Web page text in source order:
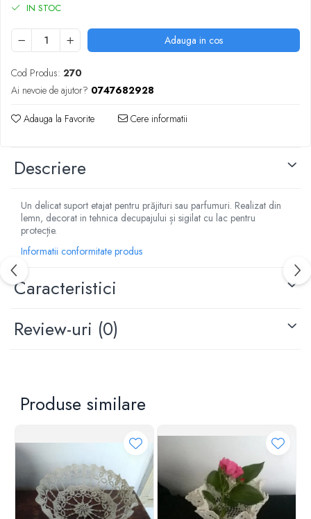
IN STOC
Adauga in cos
Cod Produs: 270
Ai nevoie de ajutor? 0747682928
Adauga la Favorite Cere informatii
Descriere
Un delicat suport etajat pentru prăjituri sau parfumuri. Realizat din
lemn, decorat in tehnica decupajului și sigilat cu lac pentru
protecție.
Informatii conformitate produs
Caracteristici
Review-uri (0)
Produse similare